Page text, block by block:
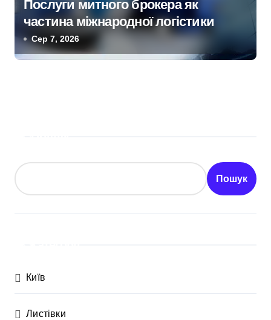
Послуги митного брокера як
частина міжнародної логістики
Сер 7, 2026
Пошук
Київ
Листівки